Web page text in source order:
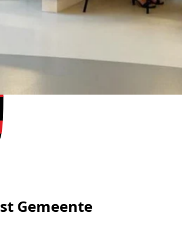
Gemeente